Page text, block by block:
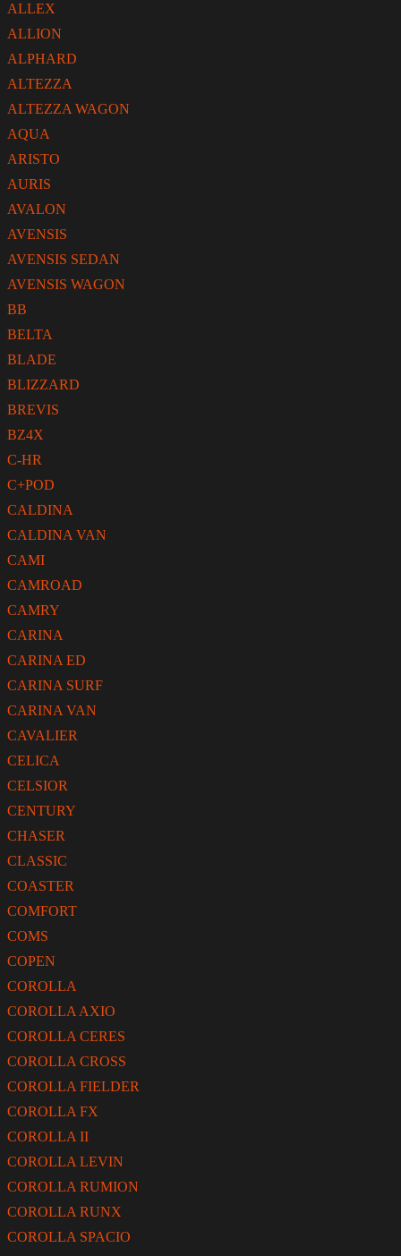
ALLEX
ALLION
ALPHARD
ALTEZZA
ALTEZZA WAGON
AQUA
ARISTO
AURIS
AVALON
AVENSIS
AVENSIS SEDAN
AVENSIS WAGON
BB
BELTA
BLADE
BLIZZARD
BREVIS
BZ4X
C-HR
C+POD
CALDINA
CALDINA VAN
CAMI
CAMROAD
CAMRY
CARINA
CARINA ED
CARINA SURF
CARINA VAN
CAVALIER
CELICA
CELSIOR
CENTURY
CHASER
CLASSIC
COASTER
COMFORT
COMS
COPEN
COROLLA
COROLLA AXIO
COROLLA CERES
COROLLA CROSS
COROLLA FIELDER
COROLLA FX
COROLLA II
COROLLA LEVIN
COROLLA RUMION
COROLLA RUNX
COROLLA SPACIO